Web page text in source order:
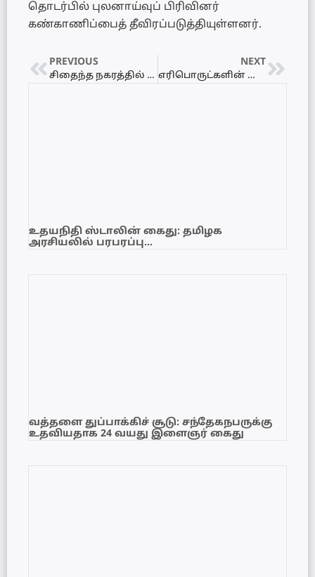
தொடர்பில் புலனாய்வுப் பிரிவினர்
கண்காணிப்பைத் தீவிரப்படுத்தியுள்ளனர்.
PREVIOUS
சிதைந்த நகரத்தில் நின்றபடி ஈரானுக்கு நெதன்யாகு எச்சரிக்கை!
NEXT
எரிபொருட்களின் விலையை மேலும் அதிகரித்தது Lanka IOC
உதயநிதி ஸ்டாலின் கைது: தமிழக
அரசியலில் பரபரப்பு…
வத்தளை துப்பாக்கிச் சூடு: சந்தேகநபருக்கு
உதவியதாக 24 வயது இளைஞர் கைது